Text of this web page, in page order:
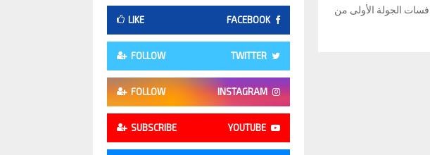
الجولة الأولى من
FACEBOOK
LIKE
TWITTER
FOLLOW
INSTAGRAM
FOLLOW
YOUTUBE
SUBSCRIBE